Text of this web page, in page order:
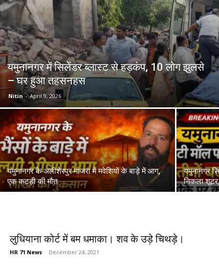
यमुनानगर में सिलेंडर ब्लास्ट से हड़कंप, 10 लोग झुलसे
– घर हुआ तहसनहस
Nitin - April 9, 2026
यमुनानगर के अलीशेरपुर माजरा में मवेशियों के बाड़े में आग,
एक कटड़ी की मौत
यमुनानगर
निकला
लुधियाना कोर्ट में बम धमाका। शव के उड़े चिथड़े।
HR 71 News - December 24, 2021